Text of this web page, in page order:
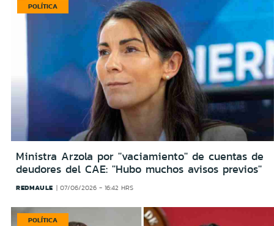
POLÍTICA
Ministra Arzola por ''vaciamiento'' de cuentas de
deudores del CAE: ''Hubo muchos avisos previos''
REDMAULE 07/06/2026 - 16:42 HRS
POLÍTICA